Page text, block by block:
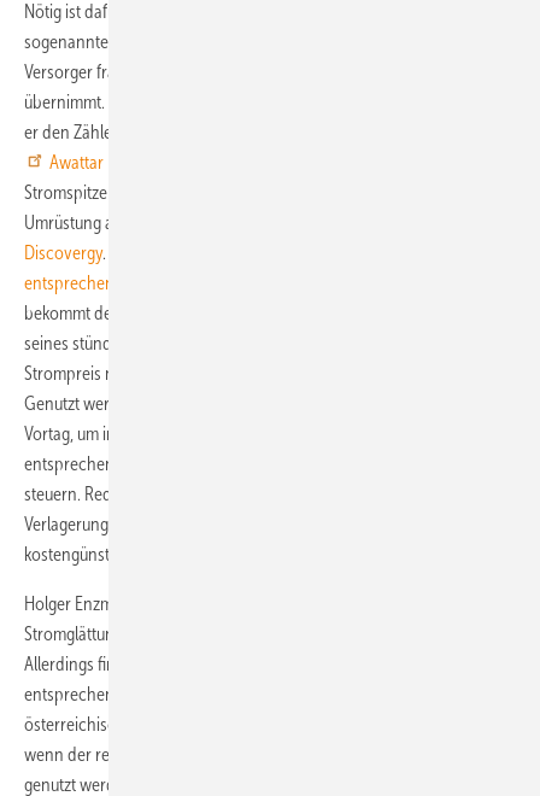
Nötig ist dafür ein intelligenter Stromzähler, ein Smart Meter. Aber der
sogenannte Smart Meter Rollout erweist sich als zäh in Deutschland.
Versorger fragen sich, wer die Kosten für die Smarten Zähler
übernimmt. Für den Kunden wäre ein Umrüstung nicht attraktiv, wenn
er den Zähler bezahlen müsste. Der Stromversorger aus Österreich
Awattar
Stromspitzenglättung an, sondern sorgt auch für eine kostenlose
Umrüstung auf Smart Meter über den Messsystemanbieter
Discovergy. Und auch die
entsprechendes Angebot.
bekommt der Kunde jeden Monat eine Stromrechnung auf Basis
seines stündlichen Verbrauchs. Wenn Wind und Sonne den
Strompreis niedrig halten, zahlt man weniger für seinen Ökostrom.
Genutzt werden kann dabei die Vorschau des Strompreises vom
Vortag, um in den folgenden 24 Stunden den Stromverbrauch
entsprechend dem Börsenpreis der jeweiligen Uhrzeit gezielt zu
steuern. Reduziert werden die Stromkosten durch die gezielte
Verlagerung des Stromverbrauchs in ertragsstarke und somit
kostengünstigere Zeiten.
Holger Enzmann, Berater für E-Mobilität im Erzgebirgskreis, nutzt das
Stromglättungsangebot aus Österreich und ist sehr zufrieden.
Allerdings findet er es schade, dass Deutschland kaum
entsprechende Angebot hat: "Ich muss als Sachse nicht
österreichischen Strom aus Wasserkraft beziehen." Schöne wäre es,
wenn der regionale Strom aus Wind und Sonne vor der Haustür
genutzt werden könnte, findet er. Erste deutsche Angebote, die in